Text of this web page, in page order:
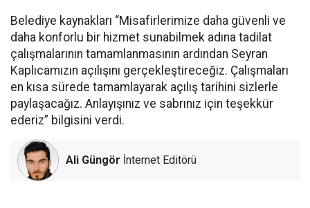
Belediye kaynakları “Misafirlerimize daha güvenli ve
daha konforlu bir hizmet sunabilmek adına tadilat
çalışmalarının tamamlanmasının ardından Seyran
Kaplıcamızın açılışını gerçekleştireceğiz. Çalışmaları
en kısa sürede tamamlayarak açılış tarihini sizlerle
paylaşacağız. Anlayışınız ve sabrınız için teşekkür
ederiz” bilgisini verdi.
Ali Güngör İnternet Editörü